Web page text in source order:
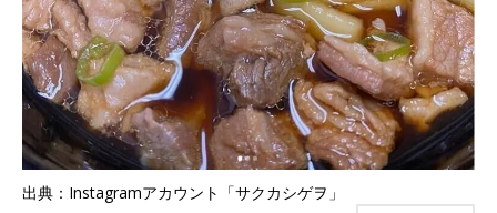
出典：Instagramアカウント「サクカシゲヲ」